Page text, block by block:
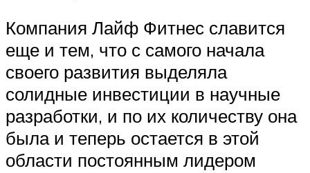
Компания Лайф Фитнес славится
еще и тем, что с самого начала
своего развития выделяла
солидные инвестиции в научные
разработки, и по их количеству она
была и теперь остается в этой
области постоянным лидером